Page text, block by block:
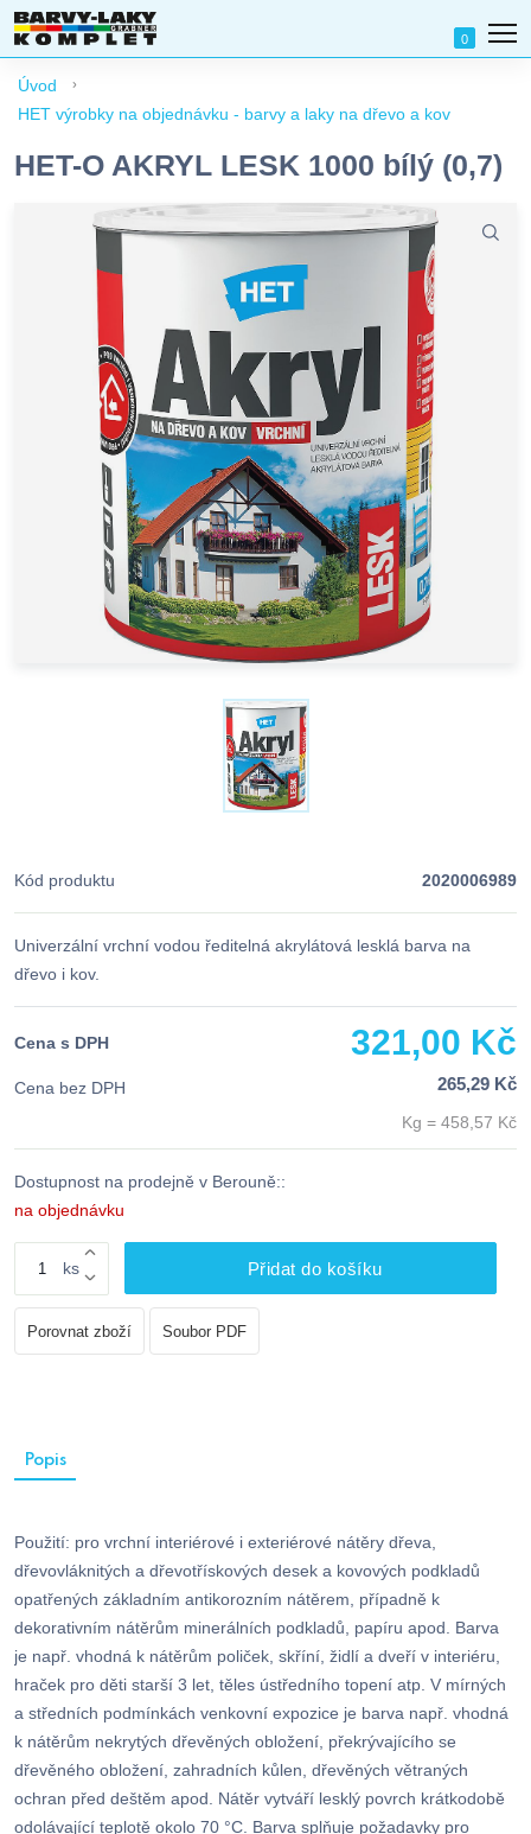
0
Úvod
HET výrobky na objednávku - barvy a laky na dřevo a kov
HET-O AKRYL LESK 1000 bílý (0,7)
Kód produktu 2020006989
Univerzální vrchní vodou ředitelná akrylátová lesklá barva na
dřevo i kov.
Cena s DPH 321,00 Kč
Cena bez DPH 265,29 Kč
Kg = 458,57 Kč
Dostupnost na prodejně v Berouně::
na objednávku
ks Přidat do košíku
Porovnat zboží Soubor PDF
Popis
Použití: pro vrchní interiérové i exteriérové nátěry dřeva,
dřevovláknitých a dřevotřískových desek a kovových podkladů
opatřených základním antikorozním nátěrem, případně k
dekorativním nátěrům minerálních podkladů, papíru apod. Barva
je např. vhodná k nátěrům poliček, skříní, židlí a dveří v interiéru,
hraček pro děti starší 3 let, těles ústředního topení atp. V mírných
a středních podmínkách venkovní expozice je barva např. vhodná
k nátěrům nekrytých dřevěných obložení, překrývajícího se
dřevěného obložení, zahradních kůlen, dřevěných větraných
ochran před deštěm apod. Nátěr vytváří lesklý povrch krátkodobě
odolávající teplotě okolo 70 °C. Barva splňuje požadavky pro